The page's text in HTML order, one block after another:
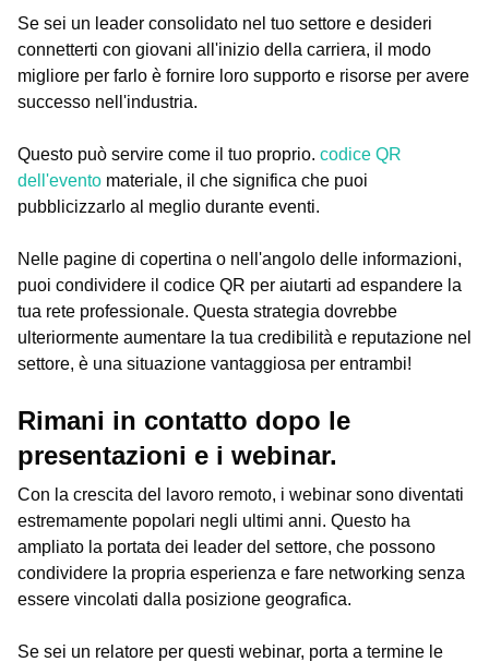
Se sei un leader consolidato nel tuo settore e desideri
connetterti con giovani all'inizio della carriera, il modo
migliore per farlo è fornire loro supporto e risorse per avere
successo nell'industria.
Questo può servire come il tuo proprio. codice QR
dell'evento materiale, il che significa che puoi
pubblicizzarlo al meglio durante eventi.
Nelle pagine di copertina o nell'angolo delle informazioni,
puoi condividere il codice QR per aiutarti ad espandere la
tua rete professionale. Questa strategia dovrebbe
ulteriormente aumentare la tua credibilità e reputazione nel
settore, è una situazione vantaggiosa per entrambi!
Rimani in contatto dopo le
presentazioni e i webinar.
Con la crescita del lavoro remoto, i webinar sono diventati
estremamente popolari negli ultimi anni. Questo ha
ampliato la portata dei leader del settore, che possono
condividere la propria esperienza e fare networking senza
essere vincolati dalla posizione geografica.
Se sei un relatore per questi webinar, porta a termine le